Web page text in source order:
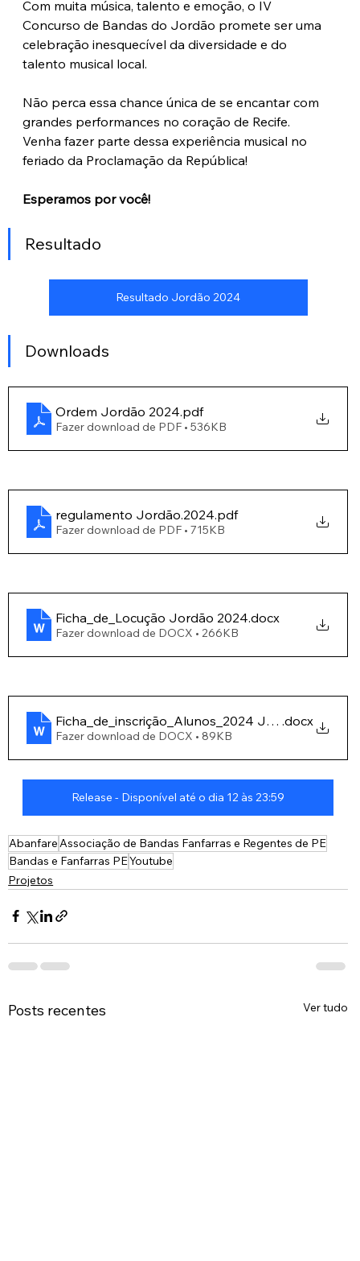
Com muita música, talento e emoção, o IV
Concurso de Bandas do Jordão promete ser uma
celebração inesquecível da diversidade e do
talento musical local.
Não perca essa chance única de se encantar com
grandes performances no coração de Recife.
Venha fazer parte dessa experiência musical no
feriado da Proclamação da República!
Esperamos por você!
Resultado
Resultado Jordão 2024
Downloads
Ordem Jordão 2024.pdf
Fazer download de PDF • 536KB
regulamento Jordão.2024.pdf
Fazer download de PDF • 715KB
Ficha_de_Locução Jordão 2024.docx
Fazer download de DOCX • 266KB
Ficha_de_inscrição_Alunos_2024 JORDÃO
.docx
Fazer download de DOCX • 89KB
Release - Disponível até o dia 12 às 23:59
AbanfareAssociação de Bandas Fanfarras e Regentes de PE
Bandas e Fanfarras PEYoutube
Projetos
Posts recentes Ver tudo